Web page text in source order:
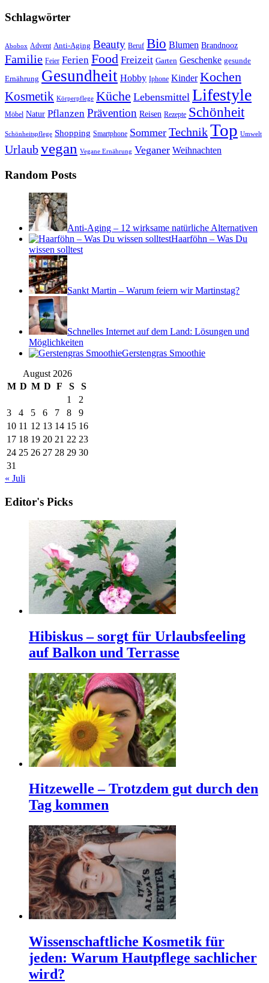
Schlagwörter
Abobox Advent Anti-Aging Beauty Beruf Bio Blumen Brandnooz
Familie Feier Ferien Food Freizeit Garten Geschenke gesunde
Ernährung Gesundheit Hobby Iphone Kinder Kochen
Kosmetik Körperpflege Küche Lebensmittel Lifestyle
Möbel Natur Pflanzen Prävention Reisen Rezepte Schönheit
Schönheitspflege Shopping Smartphone Sommer TechnikTop Umwelt
Urlaubvegan Vegane Ernährung Veganer Weihnachten
Random Posts
Anti-Aging – 12 wirksame natürliche Alternativen
Haarföhn – Was Du
wissen solltest
Sankt Martin – Warum feiern wir Martinstag?
Schnelles Internet auf dem Land: Lösungen und
Möglichkeiten
Gerstengras Smoothie
August 2026
M D M D F S
S
1
2
3
4 5 6 7 8
9
10 11 12 13 14 15 16
17 18 19 20 21 22 23
24 25 26 27 28 29 30
31
« Juli
Editor's Picks
Hibiskus – sorgt für Urlaubsfeeling
auf Balkon und Terrasse
Hitzewelle – Trotzdem gut durch den
Tag kommen
Wissenschaftliche Kosmetik für
jeden: Warum Hautpflege sachlicher
wird?